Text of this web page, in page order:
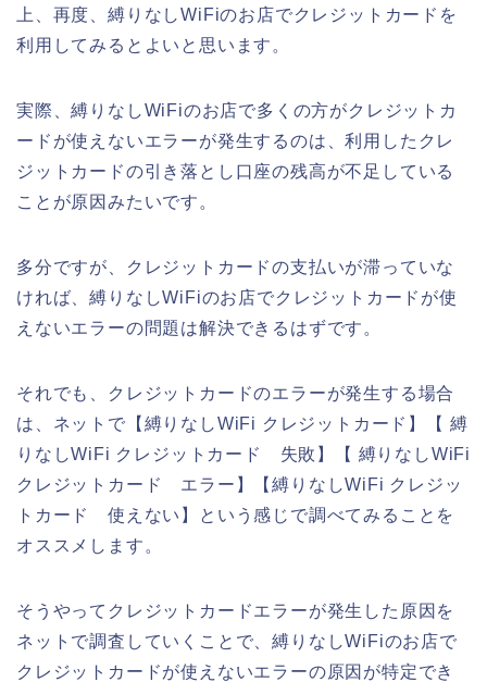
上、再度、縛りなしWiFiのお店でクレジットカードを
利用してみるとよいと思います。
実際、縛りなしWiFiのお店で多くの方がクレジットカ
ードが使えないエラーが発生するのは、利用したクレ
ジットカードの引き落とし口座の残高が不足している
ことが原因みたいです。
多分ですが、クレジットカードの支払いが滞っていな
ければ、縛りなしWiFiのお店でクレジットカードが使
えないエラーの問題は解決できるはずです。
それでも、クレジットカードのエラーが発生する場合
は、ネットで【縛りなしWiFi クレジットカード】【 縛
りなしWiFi クレジットカード 失敗】【 縛りなしWiFi
クレジットカード エラー】【縛りなしWiFi クレジッ
トカード 使えない】という感じで調べてみることを
オススメします。
そうやってクレジットカードエラーが発生した原因を
ネットで調査していくことで、縛りなしWiFiのお店で
クレジットカードが使えないエラーの原因が特定でき